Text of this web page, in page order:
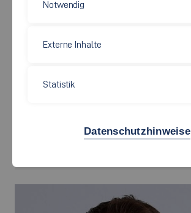
Ali.Askar[at]hs-esslingen.de
Notwendig
Externe Inhalte
Statistik
Datenschutzhinweise